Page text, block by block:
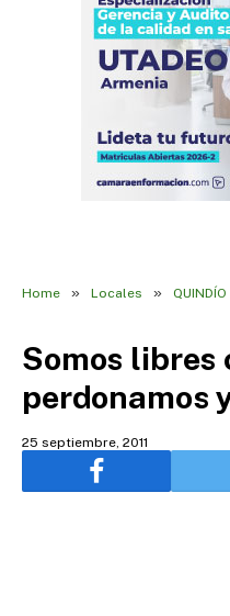
Home » Locales » QUINDÍO
Somos libres
perdonamos
25 septiembre, 2011